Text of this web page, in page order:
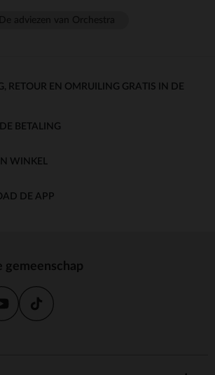
RETOUR EN OMRUILING GRATIS IN DE
BETALING
WINKEL
DE APP
gemeenschap